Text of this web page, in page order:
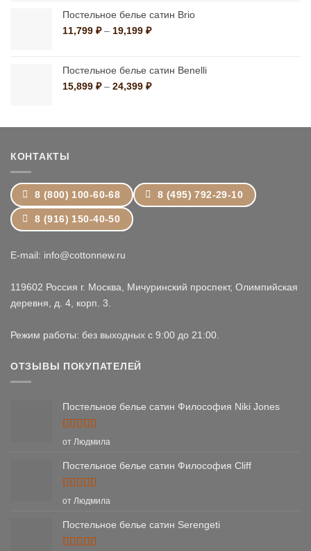
–
19,199 ₽
Постельное белье сатин Brio
11,799 ₽ – 19,199 ₽Диапазон
–
19,199 ₽
Постельное белье сатин Benelli
15,899 ₽ – 24,399 ₽Диапазон
–
КОНТАКТЫ
8 (800) 100-60-68 8 (495) 792-29-10
8 (916) 150-40-50
E-mail: info@cottonnew.ru
119602 Россия г. Москва, Мичуринский проспект, Олимпийская
деревня, д. 4, корп. 3.
Режим работы: без выходных с 9:00 до 21:00.
ОТЗЫВЫ ПОКУПАТЕЛЕЙ
Постельное белье сатин Философия Niki Jones
Оценка5
от Людмила
Постельное белье сатин Философия Cliff
Оценка5
от Людмила
Постельное белье сатин Serengeti